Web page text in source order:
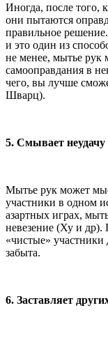
Иногда, после того,
они пытаются
правильное
и это один из
не менее, мытье рук
самооправдания в
чего, вы лучше
Шварц).
5. Смывает неудачу
Мытье рук может
участники в одном
азартных играх,
невезение (Ху и
«чистые» участники
забыта.
6. Заставляет